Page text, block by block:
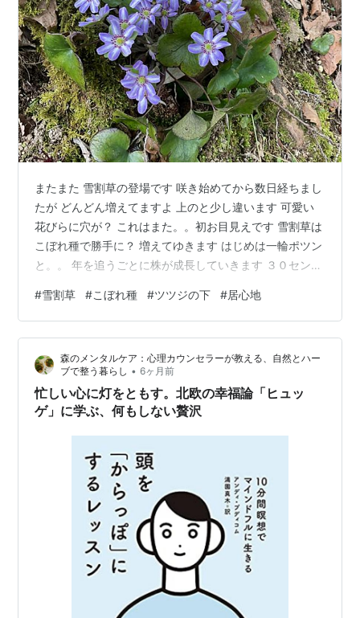
またまた 雪割草の登場です 咲き始めてから数日経ちまし
たが どんどん増えてますよ 上のと少し違います 可愛い
花びらに穴が？ これはまた。。初お目見えです 雪割草は
こぼれ種で勝手に？ 増えてゆきます はじめは一輪ポツン
と。。 年を追うごとに株が成長していきます ３０センチ
突然花がつかなくなったり。。 もしかしたら交配もある
かも？ よくわかりません ツツジの植え込みの下は よほ
ど居心地がよいのでしょう 私が嫁に来る前から この場所
で咲いているそうです うちの庭に咲いてくれてありがと
う いつまでも仲良くしましょうね。。
#雪割草 #こぼれ種 #ツツジの下 #居心地
森のメンタルケア：心理カウンセラーが教える、自然とハー
ブで整う暮らし • 6ヶ月前
忙しい心に灯をともす。北欧の幸福論「ヒュッ
ゲ」に学ぶ、何もしない贅沢